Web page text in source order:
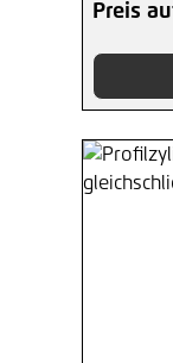
Preis